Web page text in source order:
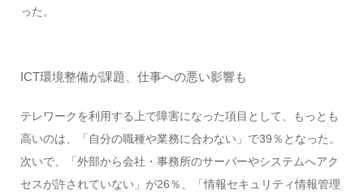
った。
ICT環境整備が課題、仕事への悪い影響も
テレワークを利用する上で障害になった項目として、もっとも
高いのは、「自分の職種や業務に合わない」で39％となった。
次いで、「外部から会社・事務所のサーバーやシステムへアク
セスが許されていない」が26％、「情報セキュリティ情報管理